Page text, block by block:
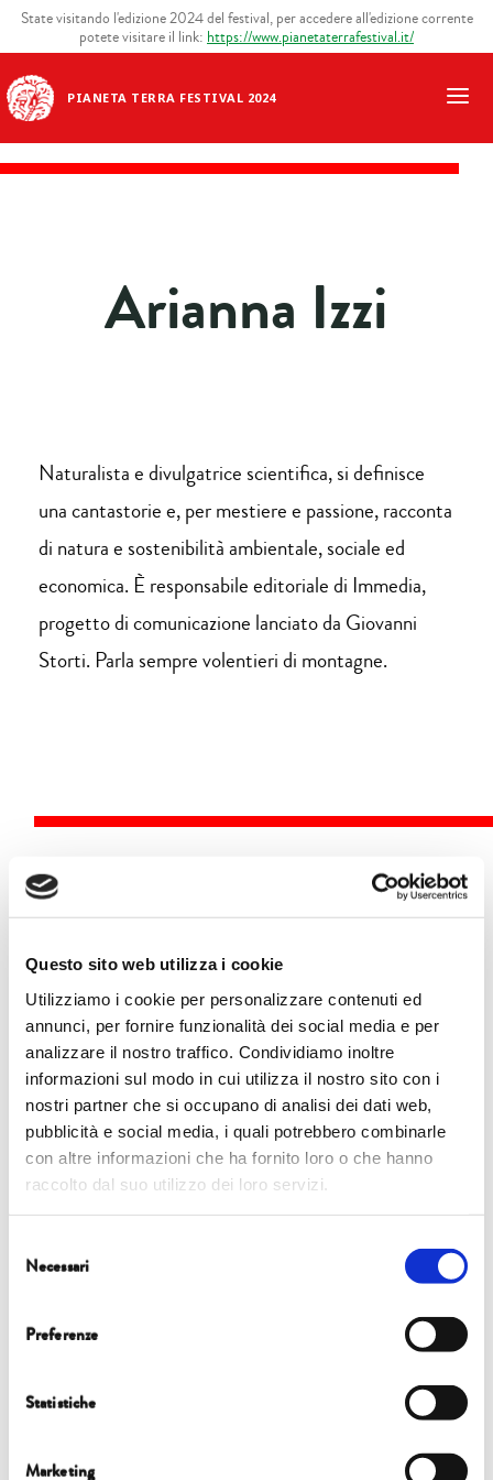
Questo sito web utilizza i cookie
Utilizziamo i cookie per personalizzare contenuti ed
annunci, per fornire funzionalità dei social media e per
analizzare il nostro traffico. Condividiamo inoltre
informazioni sul modo in cui utilizza il nostro sito con i
nostri partner che si occupano di analisi dei dati web,
pubblicità e social media, i quali potrebbero combinarle
con altre informazioni che ha fornito loro o che hanno
raccolto dal suo utilizzo dei loro servizi.
delNecessari
Preferenze
Statistiche
Marketing
PIANETA TERRA FESTIVAL 2024
State visitando l'edizione 2024 del festival, per accedere all'edizione corrente
potete visitare il link: https://www.pianetaterrafestival.it/
Arianna Izzi
Naturalista e divulgatrice scientifica, si definisce
una cantastorie e, per mestiere e passione, racconta
di natura e sostenibilità ambientale, sociale ed
economica. È responsabile editoriale di Immedia,
progetto di comunicazione lanciato da Giovanni
Storti. Parla sempre volentieri di montagne.
6 ottobre
11.45 | Orto botanico
FOCUS
Arianna Izzi, Luca Morari, Giovanni Storti